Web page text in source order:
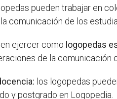
pueden trabajar en
comunicación de los
ejercer como logopedas
de la comunicación
los logopedas
y postgrado en Logopedia.